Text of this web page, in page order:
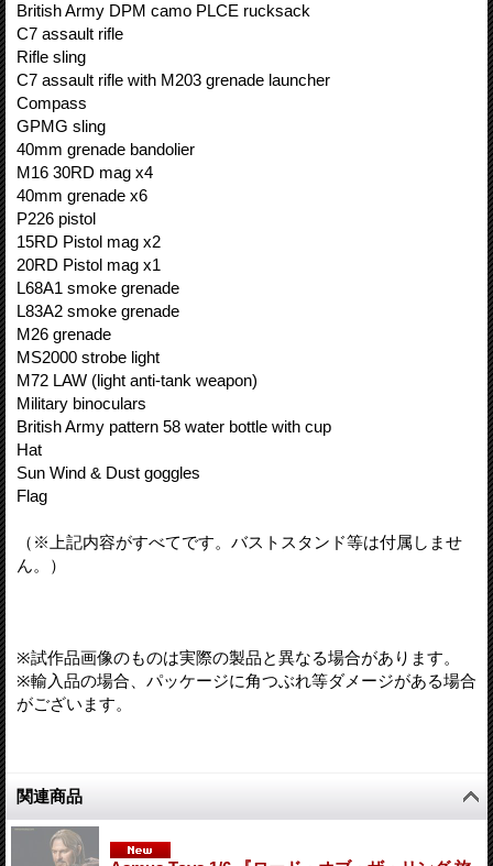
British Army DPM camo PLCE rucksack
C7 assault rifle
Rifle sling
C7 assault rifle with M203 grenade launcher
Compass
GPMG sling
40mm grenade bandolier
M16 30RD mag x4
40mm grenade x6
P226 pistol
15RD Pistol mag x2
20RD Pistol mag x1
L68A1 smoke grenade
L83A2 smoke grenade
M26 grenade
MS2000 strobe light
M72 LAW (light anti-tank weapon)
Military binoculars
British Army pattern 58 water bottle with cup
Hat
Sun Wind & Dust goggles
Flag
（※上記内容がすべてです。バストスタンド等は付属しませ
ん。）
※試作品画像のものは実際の製品と異なる場合があります。
※輸入品の場合、パッケージに角つぶれ等ダメージがある場合
がございます。
関連商品